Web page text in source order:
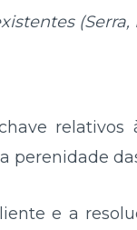
(Serra,
perenidade
e a